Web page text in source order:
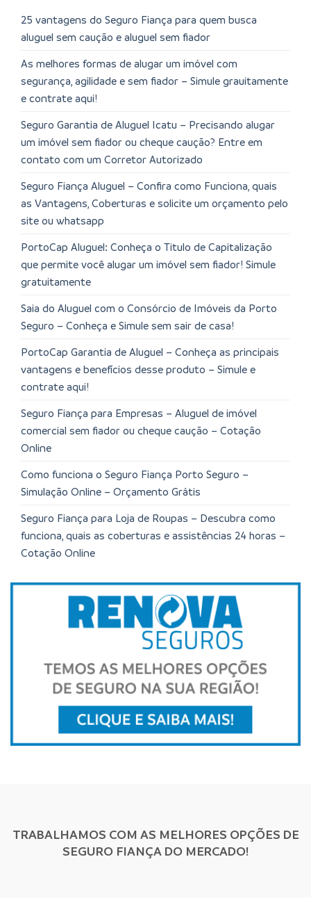
25 vantagens do Seguro Fiança para quem busca
aluguel sem caução e aluguel sem fiador
As melhores formas de alugar um imóvel com
segurança, agilidade e sem fiador – Simule grauitamente
e contrate aqui!
Seguro Garantia de Aluguel Icatu – Precisando alugar
um imóvel sem fiador ou cheque caução? Entre em
contato com um Corretor Autorizado
Seguro Fiança Aluguel – Confira como Funciona, quais
as Vantagens, Coberturas e solicite um orçamento pelo
site ou whatsapp
PortoCap Aluguel: Conheça o Titulo de Capitalização
que permite você alugar um imóvel sem fiador! Simule
gratuitamente
Saia do Aluguel com o Consórcio de Imóveis da Porto
Seguro – Conheça e Simule sem sair de casa!
PortoCap Garantia de Aluguel – Conheça as principais
vantagens e benefícios desse produto – Simule e
contrate aqui!
Seguro Fiança para Empresas – Aluguel de imóvel
comercial sem fiador ou cheque caução – Cotação
Online
Como funciona o Seguro Fiança Porto Seguro –
Simulação Online – Orçamento Grátis
Seguro Fiança para Loja de Roupas – Descubra como
funciona, quais as coberturas e assistências 24 horas –
Cotação Online
TRABALHAMOS COM AS MELHORES OPÇÕES DE
SEGURO FIANÇA DO MERCADO!